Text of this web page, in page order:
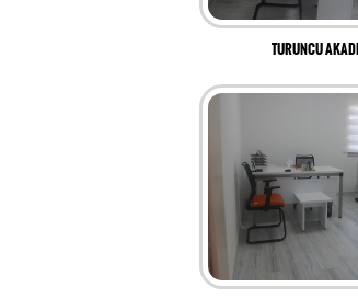
TURUNCU